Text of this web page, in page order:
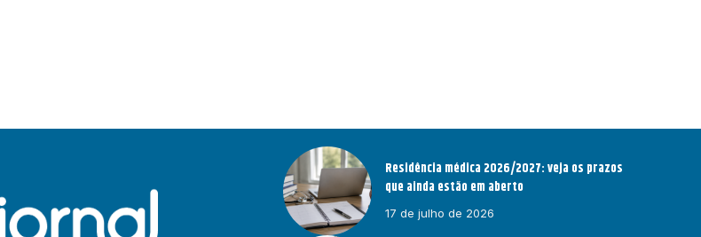
Residência médica 2026/2027: veja os prazos
que ainda estão em aberto
17 de julho de 2026